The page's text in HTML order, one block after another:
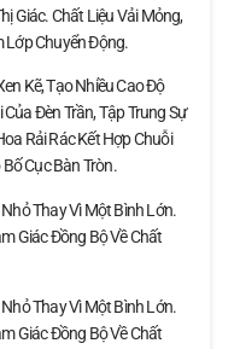
Giác. Chất Liệu Vải Mỏng,
Lớp Chuyển Động.
Kẽ, Tạo Nhiều Cao Độ
Đèn Trần, Tập Trung Sự
Rải Rác Kết Hợp Chuỗi
Cục Bàn Tròn.
Thay Vì Một Bình Lớn.
Giác Đồng Bộ Về Chất
Thay Vì Một Bình Lớn.
Giác Đồng Bộ Về Chất